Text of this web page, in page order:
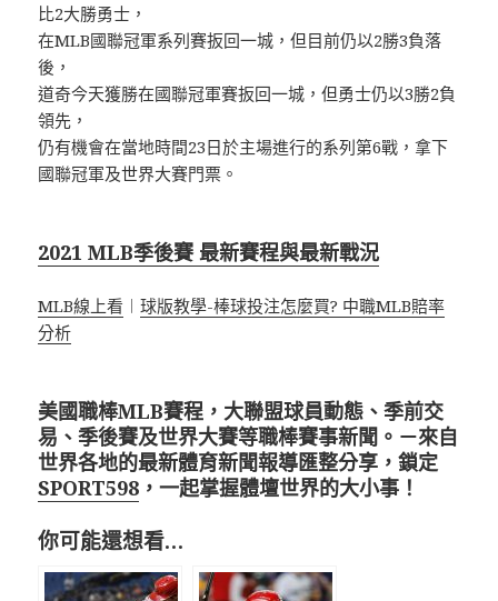
比2大勝勇士，
在MLB國聯冠軍系列賽扳回一城，但目前仍以2勝3負落
後，
道奇今天獲勝在國聯冠軍賽扳回一城，但勇士仍以3勝2負
領先，
仍有機會在當地時間23日於主場進行的系列第6戰，拿下
國聯冠軍及世界大賽門票。
2021 MLB季後賽 最新賽程與最新戰況
MLB線上看 ︱球版教學-棒球投注怎麼買? 中職MLB賠率
分析
美國職棒MLB賽程，大聯盟球員動態、季前交
易、季後賽及世界大賽等職棒賽事新聞。－來自
世界各地的最新體育新聞報導匯整分享，鎖定
SPORT598 ，一起掌握體壇世界的大小事！
你可能還想看…